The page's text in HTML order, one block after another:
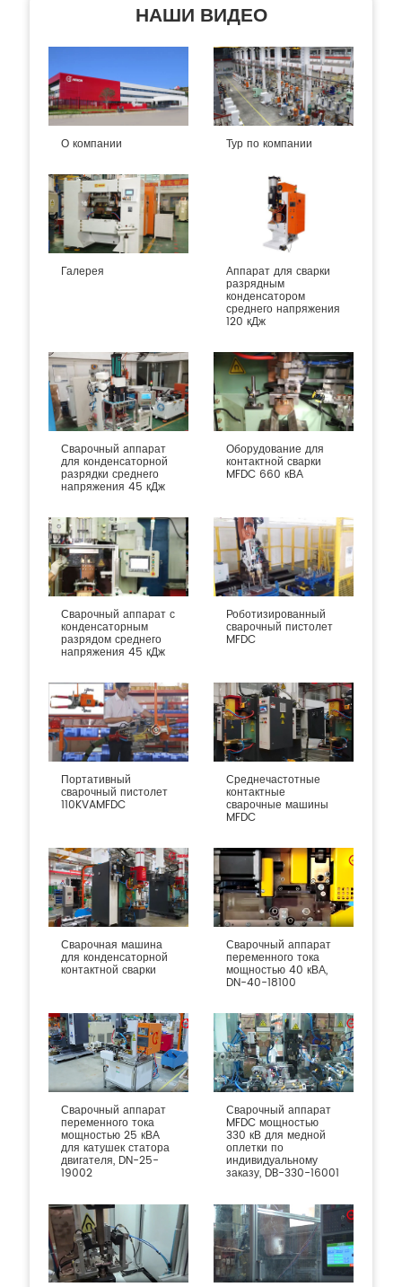
НАШИ ВИДЕО
О компании Тур по компании
Галерея Аппарат для сварки
разрядным
конденсатором
среднего напряжения
120 кДж
Сварочный аппарат
для конденсаторной
разрядки среднего
напряжения 45 кДж
Оборудование для
контактной сварки
MFDC 660 кВА
Сварочный аппарат с
конденсаторным
разрядом среднего
напряжения 45 кДж
Роботизированный
сварочный пистолет
MFDC
Портативный
сварочный пистолет
110KVAMFDC
Среднечастотные
контактные
сварочные машины
MFDC
Сварочная машина
для конденсаторной
контактной сварки
Сварочный аппарат
переменного тока
мощностью 40 кВА,
DN-40-18100
Сварочный аппарат
переменного тока
мощностью 25 кВА
для катушек статора
двигателя, DN-25-
19002
Сварочный аппарат
MFDC мощностью
330 кВ для медной
оплетки по
индивидуальному
заказу, DB-330-16001